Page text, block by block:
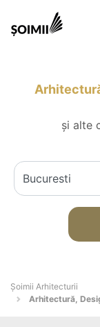
și alte
Șoimii Arhitecturii
Arhitectură,